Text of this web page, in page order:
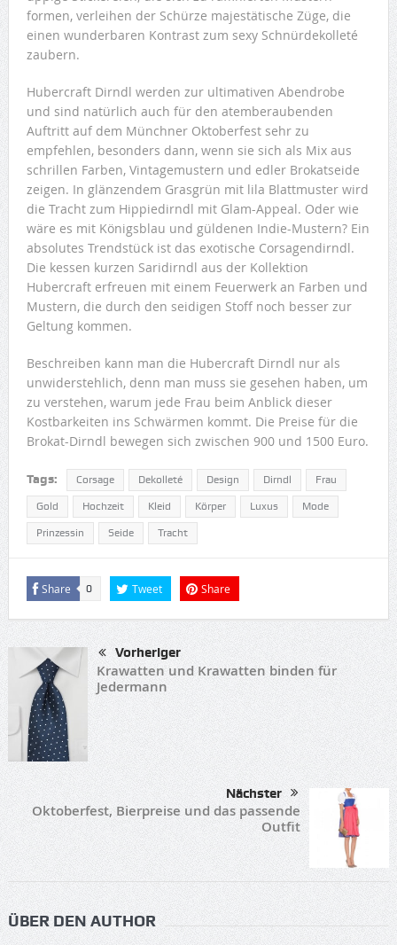
formen, verleihen der Schürze majestätische Züge, die
einen wunderbaren Kontrast zum sexy Schnürdekolleté
zaubern.
Hubercraft Dirndl werden zur ultimativen Abendrobe
und sind natürlich auch für den atemberaubenden
Auftritt auf dem Münchner Oktoberfest sehr zu
empfehlen, besonders dann, wenn sie sich als Mix aus
schrillen Farben, Vintagemustern und edler Brokatseide
zeigen. In glänzendem Grasgrün mit lila Blattmuster wird
die Tracht zum Hippiedirndl mit Glam-Appeal. Oder wie
wäre es mit Königsblau und güldenen Indie-Mustern? Ein
absolutes Trendstück ist das exotische Corsagendirndl.
Die kessen kurzen Saridirndl aus der Kollektion
Hubercraft erfreuen mit einem Feuerwerk an Farben und
Mustern, die durch den seidigen Stoff noch besser zur
Geltung kommen.
Beschreiben kann man die Hubercraft Dirndl nur als
unwiderstehlich, denn man muss sie gesehen haben, um
zu verstehen, warum jede Frau beim Anblick dieser
Kostbarkeiten ins Schwärmen kommt. Die Preise für die
Brokat-Dirndl bewegen sich zwischen 900 und 1500 Euro.
Tags: Corsage Dekolleté Design Dirndl Frau
Gold Hochzeit Kleid Körper Luxus Mode
Prinzessin Seide Tracht
Share 0 Tweet Share
Vorheriger
Krawatten und Krawatten binden für
Jedermann
Nächster
Oktoberfest, Bierpreise und das passende
Outfit
ÜBER DEN AUTHOR